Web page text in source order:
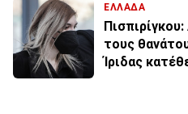
ΕΛΛΑΔΑ
τους
Ίριδας